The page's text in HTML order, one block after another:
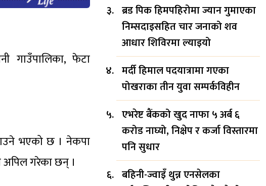
गाउँपालिका, फेटा
भएको छ । नेकपा
अपिल गरेका छन् ।
ब्रड पिक हिमपहिरोमा ज्यान गुमाएका
निम्सदाइसहित चार जनाको शव
आधार शिविरमा ल्याइयो
मर्दी हिमाल पदयात्रामा गएका
पोखराका तीन युवा सम्पर्कविहीन
एभरेष्ट बैंकको खुद नाफा ५ अर्ब ६
करोड नाघ्यो, निक्षेप र कर्जा विस्तारमा
पनि सुधार
बहिनी-ज्वाइँ थुन्न एनसेलका